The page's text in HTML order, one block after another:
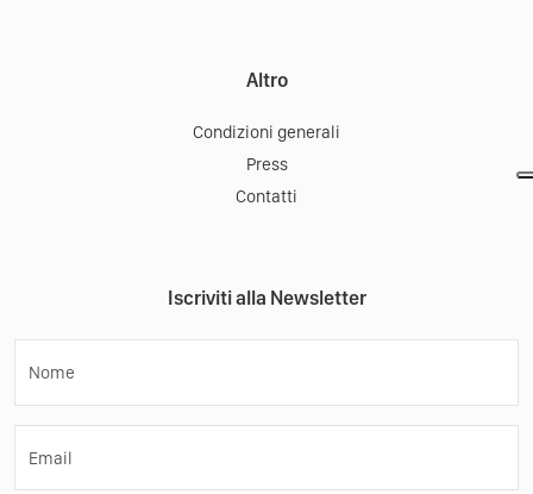
Altro
Condizioni generali
Press
Contatti
Iscriviti alla Newsletter
Nome
Email